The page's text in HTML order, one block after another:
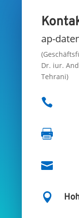
ap-
Dr. iur.
Tehrani)



